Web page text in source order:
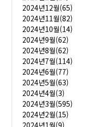
2024년12월(65)
2024년11월(82)
2024년10월(14)
2024년9월(62)
2024년8월(62)
2024년7월(114)
2024년6월(77)
2024년5월(63)
2024년4월(3)
2024년3월(595)
2024년2월(15)